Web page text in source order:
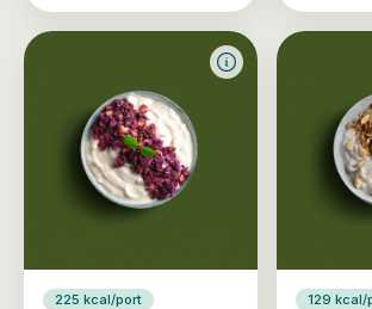
225 kcal/port
129 kcal/